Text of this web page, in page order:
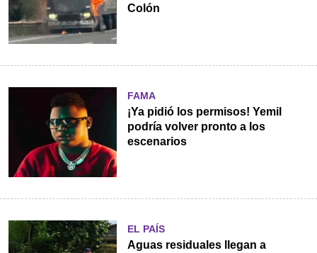
Colón
FAMA
¡Ya pidió los permisos! Yemil
podría volver pronto a los
escenarios
EL PAÍS
Aguas residuales llegan a